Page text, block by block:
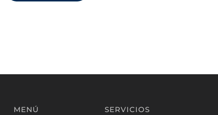
MENÚ SERVICIOS